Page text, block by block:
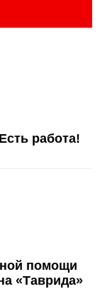
работа!
помощи
«Таврида»